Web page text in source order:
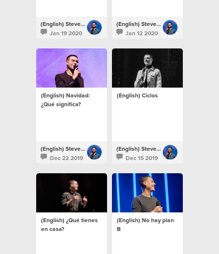
(English) Steven Richards
Jan 19 2020
(English) Steven Richards
Jan 12 2020
(English) Navidad:
¿Qué significa?
(English) Steven Richards
Dec 22 2019
(English) Ciclos
(English) Steven Richards
Dec 15 2019
(English) ¿Qué tienes
en casa?
(English) No hay plan
B